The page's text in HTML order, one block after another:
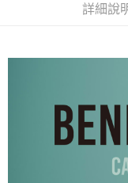
2.付款方式選擇「大哥付
【繳款方式說明】
1.分期款項不併入電信帳
2.透過簡訊連結打開帳單
帳／街口支付／iPASS
便利好安心！
２．便利：只要手機號碼
【「AFTEE先享後付」
１．於結帳方式選擇「
結帳頁面，進行簡訊認證
２．訂單成立數日內，您
全家取貨付款
每筆NT$100，滿
每筆NT$100，滿
詳細說